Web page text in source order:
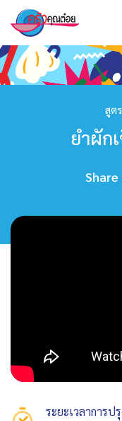
หน้าแรก
ร้านอาหาร
รายการย้อนหลัง
สูต
ยำผัก
Share
ระยะเวลาการป